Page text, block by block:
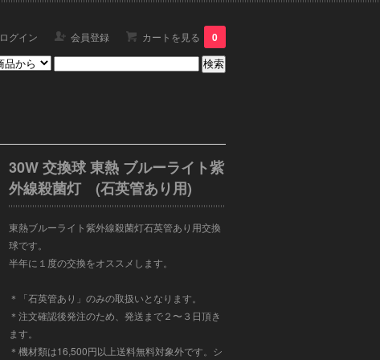
ログイン 会員登録 カートを見る 0
30W 交換球 東熱 ブルーライト紫
外線殺菌灯 (石英管あり用)
東熱ブルーライト紫外線殺菌灯石英管あり用交換
球です。
半年に１度の交換をオススメします。
＊「石英管あり」のみの取扱いとなります。
＊注文確認後発注のため、発送まで２〜３日頂き
ます。
＊機材類は16,500円以上送料無料対象外です。シ